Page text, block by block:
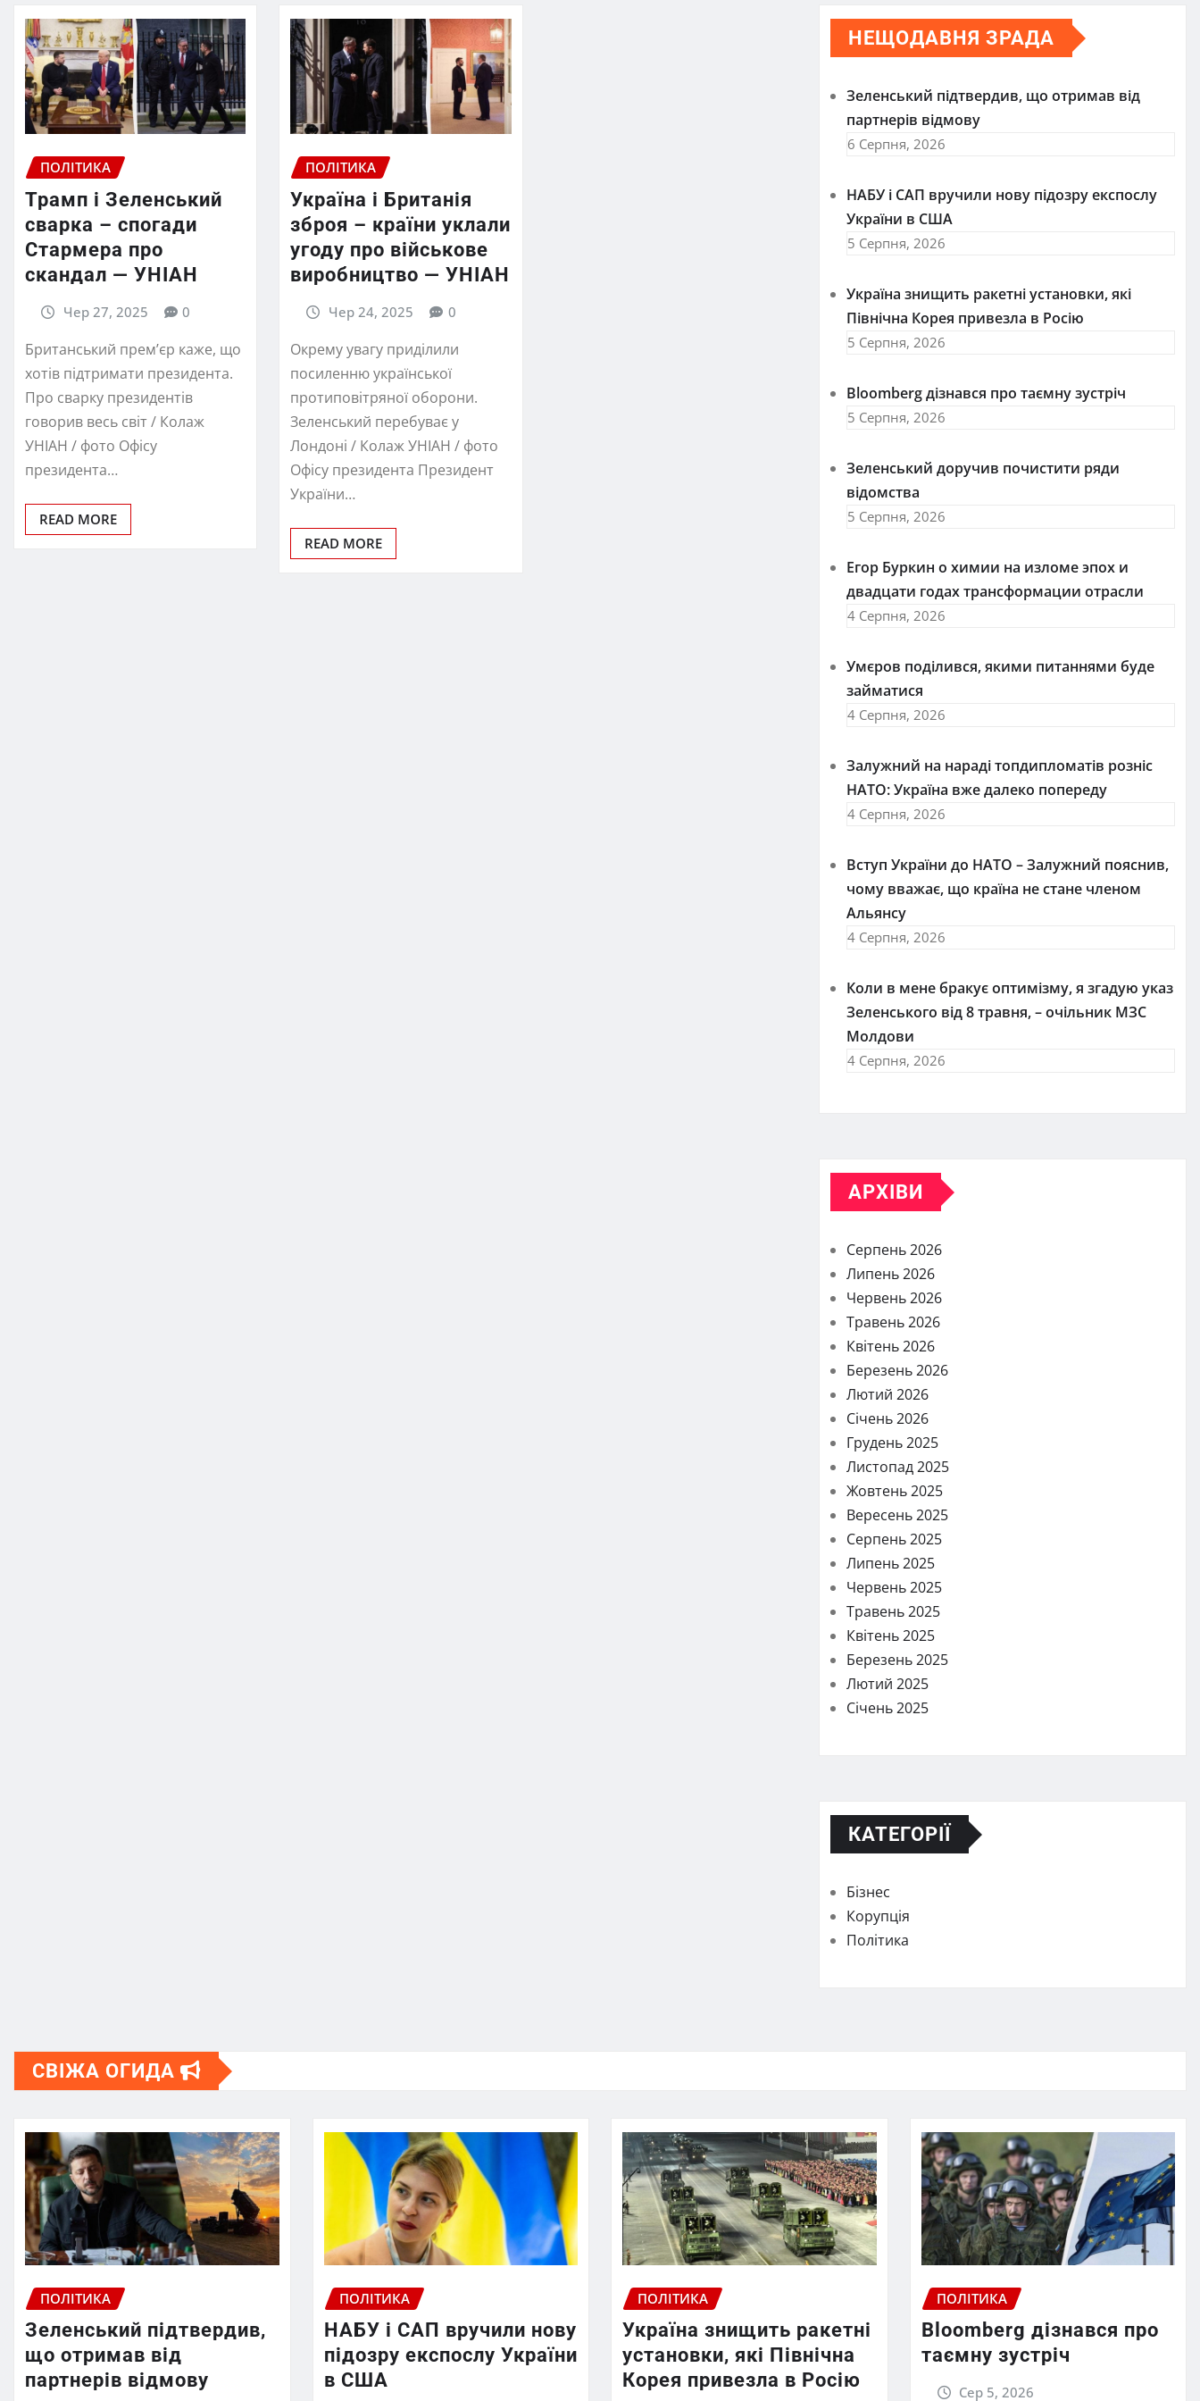
ПОЛІТИКА
Трамп і Зеленський
сварка – спогади
Стармера про
скандал — УНІАН
Чер 27, 2025 0
Британський прем’єр каже, що
хотів підтримати президента.
Про сварку президентів
говорив весь світ / Колаж
УНІАН / фото Офісу
президента…
READ MORE
ПОЛІТИКА
Україна і Британія
зброя – країни уклали
угоду про військове
виробництво — УНІАН
Чер 24, 2025 0
Окрему увагу приділили
посиленню української
протиповітряної оборони.
Зеленський перебуває у
Лондоні / Колаж УНІАН / фото
Офісу президента Президент
України…
READ MORE
НЕЩОДАВНЯ ЗРАДА
Зеленський підтвердив, що отримав від
партнерів відмову
6 Серпня, 2026
НАБУ і САП вручили нову підозру експослу
України в США
5 Серпня, 2026
Україна знищить ракетні установки, які
Північна Корея привезла в Росію
5 Серпня, 2026
Bloomberg дізнався про таємну зустріч
5 Серпня, 2026
Зеленський доручив почистити ряди
відомства
5 Серпня, 2026
Егор Буркин о химии на изломе эпох и
двадцати годах трансформации отрасли
4 Серпня, 2026
Умєров поділився, якими питаннями буде
займатися
4 Серпня, 2026
Залужний на нараді топдипломатів розніс
НАТО: Україна вже далеко попереду
4 Серпня, 2026
Вступ України до НАТО – Залужний пояснив,
чому вважає, що країна не стане членом
Альянсу
4 Серпня, 2026
Коли в мене бракує оптимізму, я згадую указ
Зеленського від 8 травня, – очільник МЗС
Молдови
4 Серпня, 2026
АРХІВИ
Серпень 2026
Липень 2026
Червень 2026
Травень 2026
Квітень 2026
Березень 2026
Лютий 2026
Січень 2026
Грудень 2025
Листопад 2025
Жовтень 2025
Вересень 2025
Серпень 2025
Липень 2025
Червень 2025
Травень 2025
Квітень 2025
Березень 2025
Лютий 2025
Січень 2025
КАТЕГОРІЇ
Бізнес
Корупція
Політика
СВІЖА ОГИДА
ПОЛІТИКА
Зеленський підтвердив,
що отримав від
партнерів відмову
ПОЛІТИКА
НАБУ і САП вручили нову
підозру експослу України
в США
ПОЛІТИКА
Україна знищить ракетні
установки, які Північна
Корея привезла в Росію
ПОЛІТИКА
Bloomberg дізнався про
таємну зустріч
Сер 5, 2026